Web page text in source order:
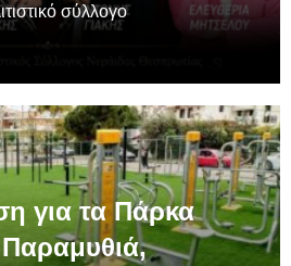
σύλλογο
για τα Πάρκα